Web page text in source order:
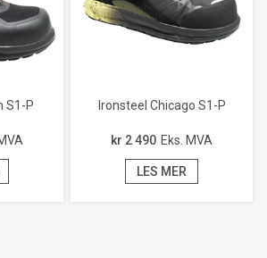
S1-P Ironsteel Chicago S1-P
kr 2 490 Eks. MVA
LES MER